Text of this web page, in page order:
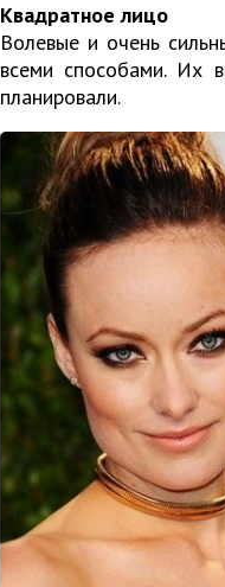
Квадратное лицо
Волевые и очень
всеми способами. Их
планировали.